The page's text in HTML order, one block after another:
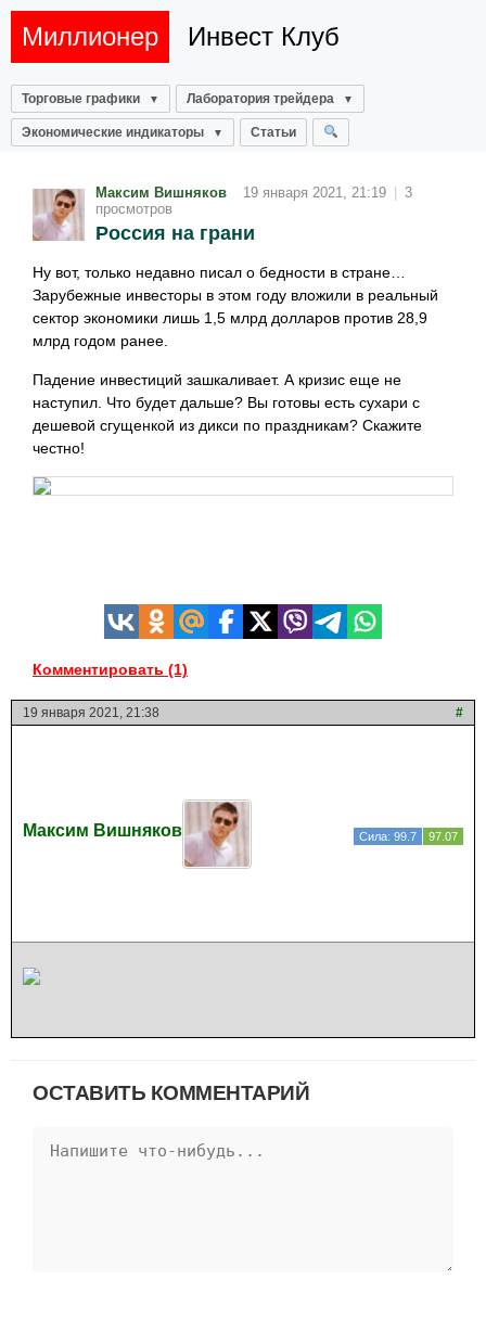
Миллионер Инвест Клуб
Торговые графики Лаборатория трейдера
Экономические индикаторы Статьи
Максим Вишняков 19 января 2021, 21:19
3
просмотров
Россия на грани
Ну вот, только недавно писал о бедности в стране…
Зарубежные инвесторы в этом году вложили в реальный
сектор экономики лишь 1,5 млрд долларов против 28,9
млрд годом ранее.
Падение инвестиций зашкаливает. А кризис еще не
наступил. Что будет дальше? Вы готовы есть сухари с
дешевой сгущенкой из дикси по праздникам? Скажите
честно!
Комментировать (1)
19 января 2021, 21:38 #
Максим Вишняков Сила: 99.7 97.07
ОСТАВИТЬ КОММЕНТАРИЙ